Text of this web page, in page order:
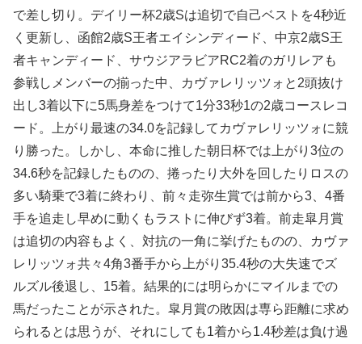
で差し切り。デイリー杯2歳Sは追切で自己ベストを4秒近
く更新し、函館2歳S王者エイシンディード、中京2歳S王
者キャンディード、サウジアラビアRC2着のガリレアも
参戦しメンバーの揃った中、カヴァレリッツォと2頭抜け
出し3着以下に5馬身差をつけて1分33秒1の2歳コースレコ
ード。上がり最速の34.0を記録してカヴァレリッツォに競
り勝った。しかし、本命に推した朝日杯では上がり3位の
34.6秒を記録したものの、捲ったり大外を回したりロスの
多い騎乗で3着に終わり、前々走弥生賞では前から3、4番
手を追走し早めに動くもラストに伸びず3着。前走皐月賞
は追切の内容もよく、対抗の一角に挙げたものの、カヴァ
レリッツォ共々4角3番手から上がり35.4秒の大失速でズ
ルズル後退し、15着。結果的には明らかにマイルまでの
馬だったことが示された。皐月賞の敗因は専ら距離に求め
られるとは思うが、それにしても1着から1.4秒差は負け過